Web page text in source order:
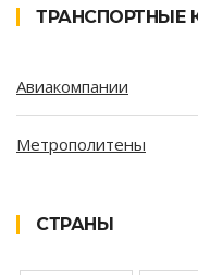
ТРАНСПОРТНЫЕ
Авиакомпании
Метрополитены
СТРАНЫ